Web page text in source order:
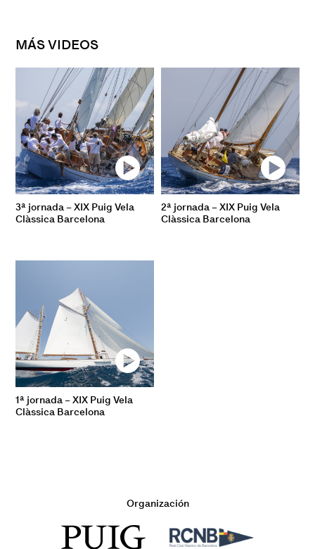
MÁS VIDEOS
3ª jornada – XIX Puig Vela
Clàssica Barcelona
2ª jornada – XIX Puig Vela
Clàssica Barcelona
1ª jornada – XIX Puig Vela
Clàssica Barcelona
Organización